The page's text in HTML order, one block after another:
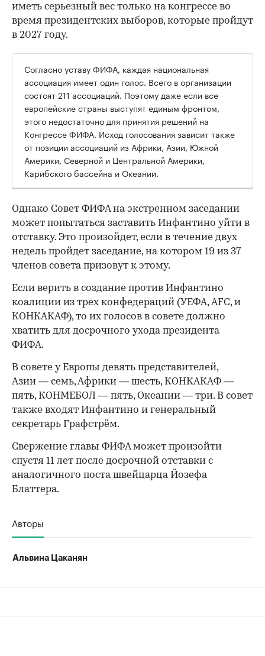
иметь серьезный вес только на конгрессе во
время президентских выборов, которые пройдут
в 2027 году.
Согласно уставу ФИФА, каждая национальная
ассоциация имеет один голос. Всего в организации
состоят 211 ассоциаций. Поэтому даже если все
европейские страны выступят единым фронтом,
этого недостаточно для принятия решений на
Конгрессе ФИФА. Исход голосования зависит также
от позиции ассоциаций из Африки, Азии, Южной
Америки, Северной и Центральной Америки,
Карибского бассейна и Океании.
Однако Совет ФИФА на экстренном заседании
может попытаться заставить Инфантино уйти в
отставку. Это произойдет, если в течение двух
недель пройдет заседание, на котором 19 из 37
членов совета призовут к этому.
Если верить в создание против Инфантино
коалиции из трех конфедераций (УЕФА, AFC, и
КОНКАКАФ), то их голосов в совете должно
хватить для досрочного ухода президента
ФИФА.
В совете у Европы девять представителей,
Азии — семь, Африки — шесть, КОНКАКАФ —
пять, КОНМЕБОЛ — пять, Океании — три. В совет
также входят Инфантино и генеральный
секретарь Графстрём.
Свержение главы ФИФА может произойти
спустя 11 лет после досрочной отставки с
аналогичного поста швейцарца Йозефа
Блаттера.
Авторы
Альвина Цаканян